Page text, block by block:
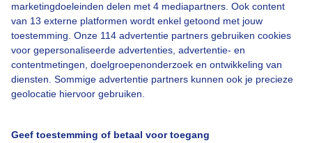
marketingdoeleinden delen met 4 mediapartners. Ook content
van 13 externe platformen wordt enkel getoond met jouw
toestemming. Onze 114 advertentie partners gebruiken cookies
voor gepersonaliseerde advertenties, advertentie- en
contentmetingen, doelgroepenonderzoek en ontwikkeling van
diensten. Sommige advertentie partners kunnen ook je precieze
geolocatie hiervoor gebruiken.
Geef toestemming of betaal voor toegang
Over Buienradar
Bedrijfsgegevens
Veelgestelde vragen
Toegankelijkheid